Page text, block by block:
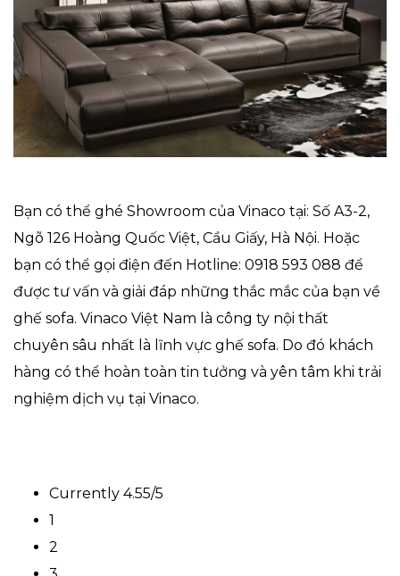
Bạn có thể ghé Showroom của Vinaco tại: Số A3-2,
Ngõ 126 Hoàng Quốc Việt, Cầu Giấy, Hà Nội. Hoặc
bạn có thể gọi điện đến Hotline: 0918 593 088 để
được tư vấn và giải đáp những thắc mắc của bạn về
ghế sofa. Vinaco Việt Nam là công ty nội thất
chuyên sâu nhất là lĩnh vực ghế sofa. Do đó khách
hàng có thể hoàn toàn tin tưởng và yên tâm khi trải
nghiệm dịch vụ tại Vinaco.
Currently 4.55/5
1
2